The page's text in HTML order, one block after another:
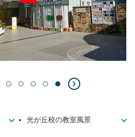
光が丘校の教室風景